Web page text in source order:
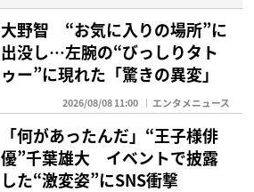
大野智 “お気に入りの場所”に
出没し…左腕の“びっしりタト
ゥー”に現れた「驚きの異変」
2026/08/08 11:00 エンタメニュース
「何があったんだ」“王子様俳
優”千葉雄大 イベントで披露
した“激変姿”にSNS衝撃